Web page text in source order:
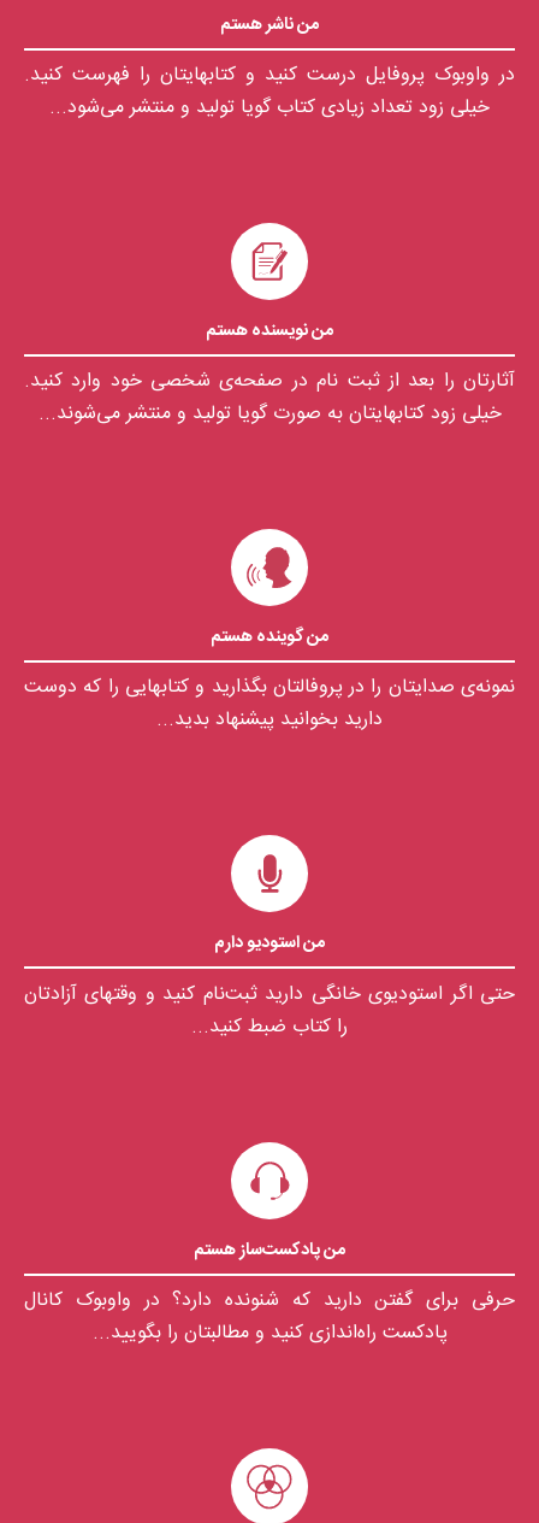
من ناشر هستم
در واوبوک پروفایل درست کنید و کتابهایتان را فهرست کنید.
خیلی زود تعداد زیادی کتاب گویا تولید و منتشر می‌شود...
من نویسنده هستم
آثارتان را بعد از ثبت نام در صفحه‌ی شخصی خود وارد کنید.
خیلی زود کتابهایتان به صورت گویا تولید و منتشر می‌شوند...
من گوینده هستم
نمونه‌ی صدایتان را در پروفالتان بگذارید و کتابهایی را که دوست
دارید بخوانید پیشنهاد بدید...
من استودیو دارم
حتی اگر استودیوی خانگی دارید ثبت‌نام کنید و وقتهای آزادتان
را کتاب ضبط کنید...
من پادکست‌ساز هستم
حرفی برای گفتن دارید که شنونده دارد؟ در واوبوک کانال
پادکست راه‌اندازی کنید و مطالبتان را بگویید...